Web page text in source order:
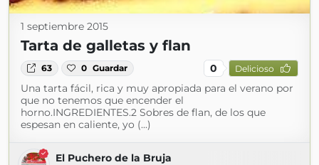
1 septiembre 2015
Tarta de galletas y flan
63 0 Guardar 0 Delicioso
Una tarta fácil, rica y muy apropiada para el verano por
que no tenemos que encender el
horno.INGREDIENTES.2 Sobres de flan, de los que
espesan en caliente, yo (...)
El Puchero de la Bruja